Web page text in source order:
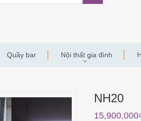
Quầy bar Nội thất gia đình
NH20
15,900,000